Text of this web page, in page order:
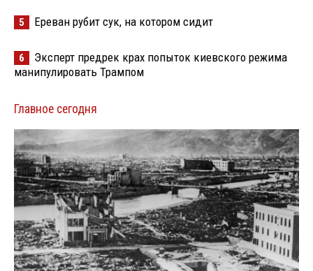
5 Ереван рубит сук, на котором сидит
6
Эксперт предрек крах попыток киевского режима
манипулировать Трампом
Главное сегодня